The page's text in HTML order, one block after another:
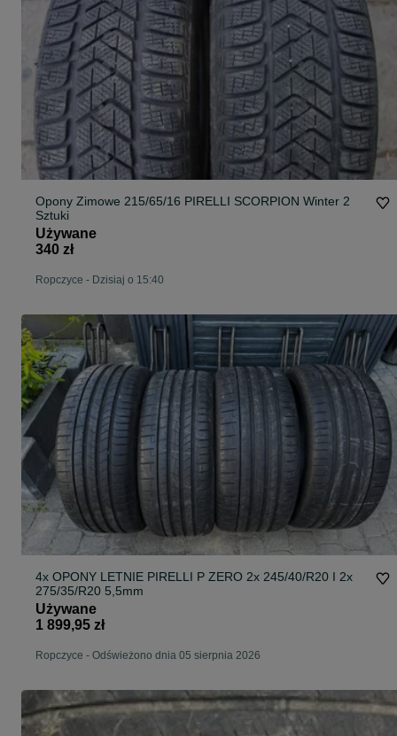
Opony Zimowe 215/65/16 PIRELLI SCORPION Winter 2
Sztuki
Używane
340 zł
Ropczyce - Dzisiaj o 15:40
4x OPONY LETNIE PIRELLI P ZERO 2x 245/40/R20 I 2x
275/35/R20 5,5mm
Używane
1 899,95 zł
Ropczyce - Odświeżono dnia 05 sierpnia 2026